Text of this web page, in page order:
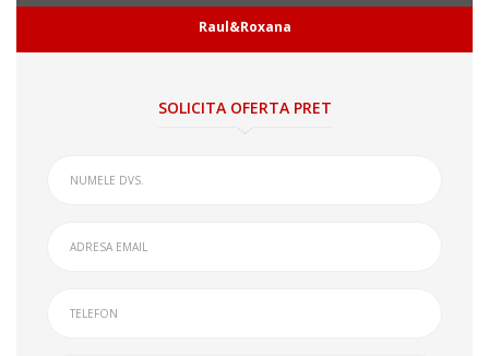
Raul&Roxana
SOLICITA OFERTA PRET